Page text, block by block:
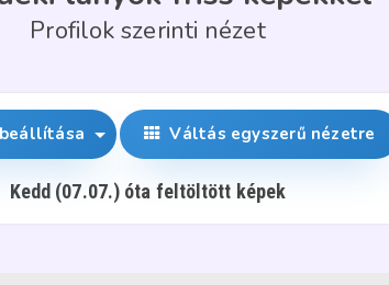
Profilok szerinti nézet
Váltás egyszerű nézetre
Kedd (07.07.) óta feltöltött képek